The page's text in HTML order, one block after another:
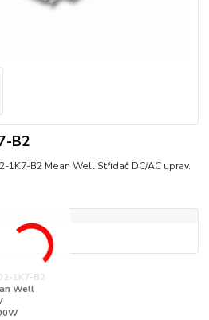
B2
B2 Mean Well Střídač DC/AC uprav.
1K7-B2
Well